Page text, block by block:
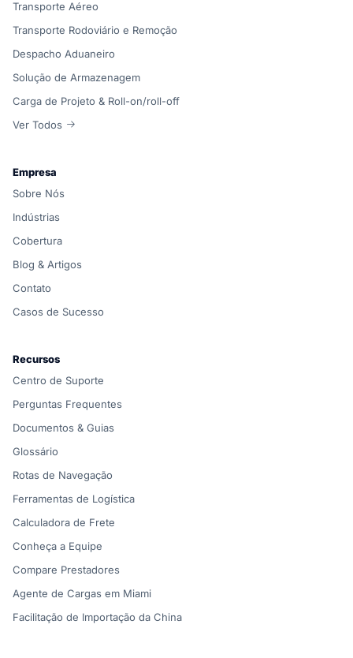
Transporte Aéreo
Transporte Rodoviário e Remoção
Despacho Aduaneiro
Solução de Armazenagem
Carga de Projeto & Roll-on/roll-off
Ver Todos
Empresa
Sobre Nós
Indústrias
Cobertura
Blog & Artigos
Contato
Casos de Sucesso
Recursos
Centro de Suporte
Perguntas Frequentes
Documentos & Guias
Glossário
Rotas de Navegação
Ferramentas de Logística
Calculadora de Frete
Conheça a Equipe
Compare Prestadores
Agente de Cargas em Miami
Facilitação de Importação da China